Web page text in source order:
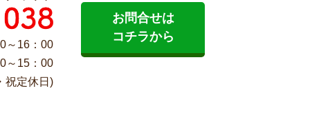
～16：00
～15：00
祝定休日)
お問合せは
コチラから